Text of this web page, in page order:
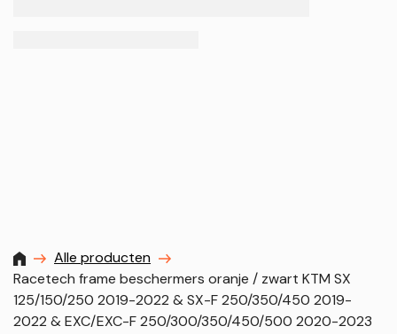
MXProstoreparts
Alle producten
Racetech frame beschermers oranje / zwart KTM SX
125/150/250 2019-2022 & SX-F 250/350/450 2019-
2022 & EXC/EXC-F 250/300/350/450/500 2020-2023